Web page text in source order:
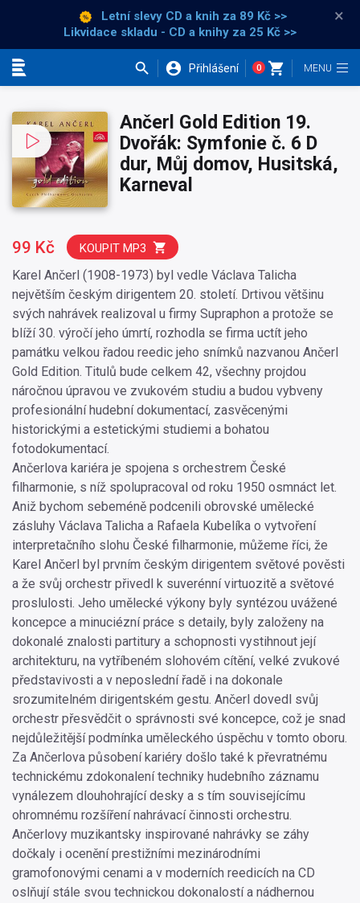
Letní slevy CD a knih za 89 Kč >>
Likvidace skladu - CD a knihy za 25 Kč >>
×
Přihlášení 0
Ančerl Gold Edition 19.
Dvořák: Symfonie č. 6 D
dur, Můj domov, Husitská,
Karneval
Karel Ančerl (1908-1973) byl vedle Václava Talicha
největším českým dirigentem 20. století. Drtivou většinu
svých nahrávek realizoval u firmy Supraphon a protože se
blíží 30. výročí jeho úmrtí, rozhodla se firma uctít jeho
památku velkou řadou reedic jeho snímků nazvanou Ančerl
Gold Edition. Titulů bude celkem 42, všechny projdou
náročnou úpravou ve zvukovém studiu a budou vybveny
profesionální hudební dokumentací, zasvěcenými
historickými a estetickými studiemi a bohatou
fotodokumentací.
Ančerlova kariéra je spojena s orchestrem České
filharmonie, s níž spolupracoval od roku 1950 osmnáct let.
Aniž bychom sebeméně podcenili obrovské umělecké
zásluhy Václava Talicha a Rafaela Kubelíka o vytvoření
interpretačního slohu České filharmonie, můžeme říci, že
Karel Ančerl byl prvním českým dirigentem světové pověsti
a že svůj orchestr přivedl k suverénní virtuozitě a světové
proslulosti. Jeho umělecké výkony byly syntézou uvážené
koncepce a minuciézní práce s detaily, byly založeny na
dokonalé znalosti partitury a schopnosti vystihnout její
architekturu, na vytříbeném slohovém cítění, velké zvukové
představivosti a v neposlední řadě i na dokonale
srozumitelném dirigentském gestu. Ančerl dovedl svůj
orchestr přesvědčit o správnosti své koncepce, což je snad
nejdůležitější podmínka uměleckého úspěchu v tomto oboru.
Za Ančerlova působení kariéry došlo také k převratnému
technickému zdokonalení techniky hudebního záznamu
vynálezem dlouhohrající desky a s tím souvisejícímu
ohromnému rozšíření nahrávací činnosti orchestru.
Ančerlovy muzikantsky inspirované nahrávky se záhy
dočkaly i ocenění prestižními mezinárodními
gramofonovými cenami a v moderních reedicích na CD
oslňují stále svou technickou dokonalostí a nádhernou
99 Kč KOUPIT MP3